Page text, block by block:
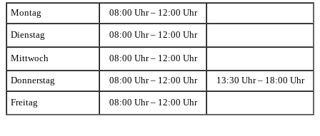
Montag 08:00 Uhr – 12:00 Uhr
Dienstag 08:00 Uhr – 12:00 Uhr
Mittwoch 08:00 Uhr – 12:00 Uhr
Donnerstag 08:00 Uhr – 12:00 Uhr 13:30 Uhr – 18:00 Uhr
Freitag 08:00 Uhr – 12:00 Uhr